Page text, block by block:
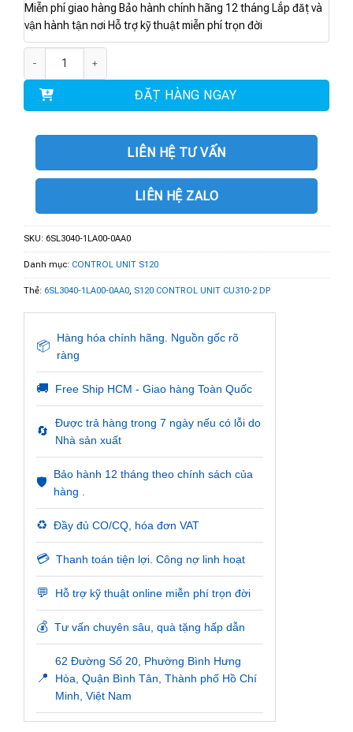
Miễn phí giao hàng Bảo hành chính hãng 12 tháng Lắp đặt và
vận hành tận nơi Hỗ trợ kỹ thuật miễn phí trọn đời
ĐẶT HÀNG NGAY
LIÊN HỆ TƯ VẤN
LIÊN HỆ ZALO
SKU: 6SL3040-1LA00-0AA0
Danh mục: CONTROL UNIT S120
Thẻ: 6SL3040-1LA00-0AA0, S120 CONTROL UNIT CU310-2 DP
📦
Hàng hóa chính hãng. Nguồn gốc rõ
ràng
🚚 Free Ship HCM - Giao hàng Toàn Quốc
🔄
Được trả hàng trong 7 ngày nếu có lỗi do
Nhà sản xuất
🛡️
Bảo hành 12 tháng theo chính sách của
hàng .
♻️ Đầy đủ CO/CQ, hóa đơn VAT
💳 Thanh toán tiện lợi. Công nợ linh hoạt
💬 Hỗ trợ kỹ thuật online miễn phí trọn đời
💰 Tư vấn chuyên sâu, quà tặng hấp dẫn
📍
62 Đường Số 20, Phường Bình Hưng
Hòa, Quận Bình Tân, Thành phố Hồ Chí
Minh, Việt Nam